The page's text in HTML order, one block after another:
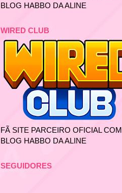
BLOG HABBO DA ALINE
WIRED CLUB
FÃ SITE PARCEIRO OFICIAL COM
BLOG HABBO DA ALINE
SEGUIDORES